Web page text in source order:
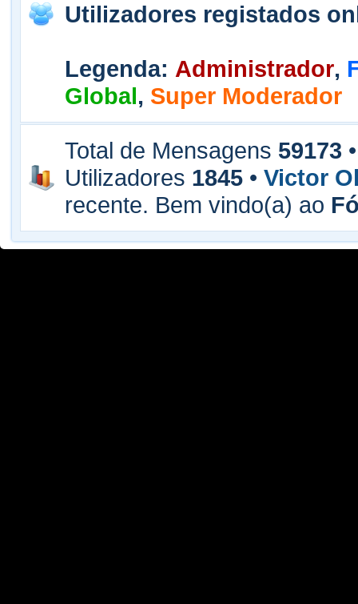
Utilizadores registados
Legenda: Administrador,
Global, Super Moderador
Total de Mensagens 59173
Utilizadores 1845 • Victor
recente. Bem vindo(a) ao